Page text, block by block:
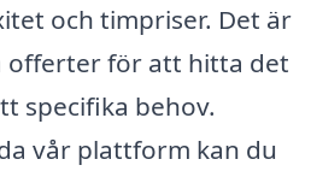
och timpriser. Det är
för att hitta det
specifika behov.
vår plattform kan du